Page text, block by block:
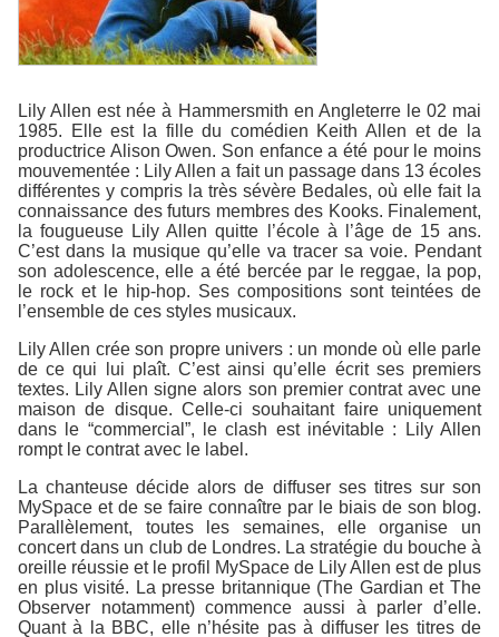
Lily Allen est née à Hammersmith en Angleterre le 02 mai
1985. Elle est la fille du comédien Keith Allen et de la
productrice Alison Owen. Son enfance a été pour le moins
mouvementée : Lily Allen a fait un passage dans 13 écoles
différentes y compris la très sévère Bedales, où elle fait la
connaissance des futurs membres des Kooks. Finalement,
la fougueuse Lily Allen quitte l’école à l’âge de 15 ans.
C’est dans la musique qu’elle va tracer sa voie. Pendant
son adolescence, elle a été bercée par le reggae, la pop,
le rock et le hip-hop. Ses compositions sont teintées de
l’ensemble de ces styles musicaux.
Lily Allen crée son propre univers : un monde où elle parle
de ce qui lui plaît. C’est ainsi qu’elle écrit ses premiers
textes. Lily Allen signe alors son premier contrat avec une
maison de disque. Celle-ci souhaitant faire uniquement
dans le “commercial”, le clash est inévitable : Lily Allen
rompt le contrat avec le label.
La chanteuse décide alors de diffuser ses titres sur son
MySpace et de se faire connaître par le biais de son blog.
Parallèlement, toutes les semaines, elle organise un
concert dans un club de Londres. La stratégie du bouche à
oreille réussie et le profil MySpace de Lily Allen est de plus
en plus visité. La presse britannique (The Gardian et The
Observer notamment) commence aussi à parler d’elle.
Quant à la BBC, elle n’hésite pas à diffuser les titres de